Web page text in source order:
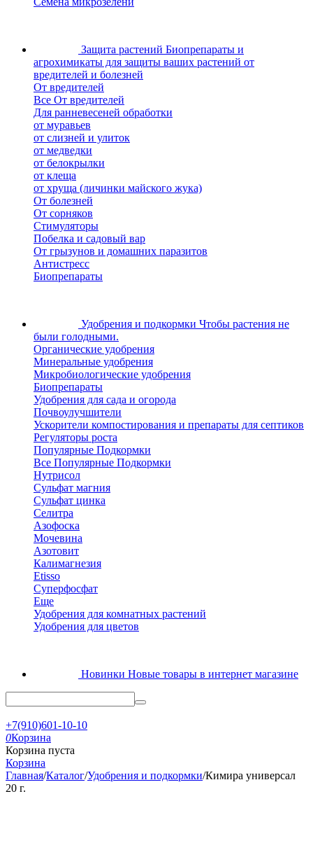
Защита растений Биопрепараты и
агрохимикаты для защиты ваших растений от
вредителей и болезней
От вредителей
Все От вредителей
Для ранневесеней обработки
от муравьев
от слизней и улиток
от медведки
от белокрылки
от клеща
от хруща (личинки майского жука)
От болезней
От сорняков
Стимуляторы
Побелка и садовый вар
От грызунов и домашних паразитов
Антистресс
Биопрепараты
Удобрения и подкормки Чтобы растения не
были голодными.
Органические удобрения
Минеральные удобрения
Микробиологические удобрения
Биопрепараты
Удобрения для сада и огорода
Почвоулучшители
Ускорители компостирования и препараты для септиков
Регуляторы роста
Популярные Подкормки
Все Популярные Подкормки
Нутрисол
Сульфат магния
Сульфат цинка
Селитра
Азофоска
Мочевина
Азотовит
Калимагнезия
Etisso
Суперфосфат
Еще
Удобрения для комнатных растений
Удобрения для цветов
Новинки Новые товары в интернет магазине
+7(910)601-10-10
0Корзина
Корзина пуста
Корзина
Главная/Каталог/Удобрения и подкормки/Кимира универсал
20 г.